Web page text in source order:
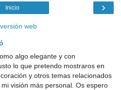
›
Inicio
web
algo elegante y con
lo que pretendo mostraros en
y otros temas relacionados
visión más personal. Os espero